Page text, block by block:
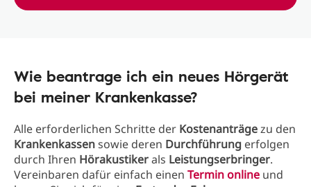
Wie beantrage ich ein neues Hörgerät
bei meiner Krankenkasse?
Alle erforderlichen Schritte der Kostenanträgezu den
Krankenkassensowie deren Durchführung erfolgen
durch Ihren Hörakustikerals Leistungserbringer.
Vereinbaren dafür einfach einen Terminonline und